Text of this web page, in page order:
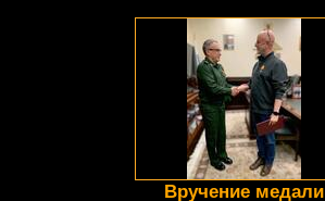
Вручение медали